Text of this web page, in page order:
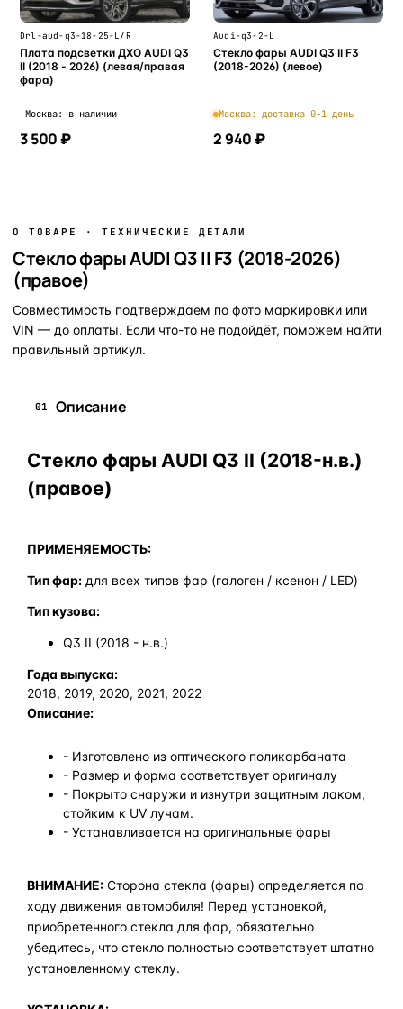
Drl-aud-q3-18-25-L/R
Плата подсветки ДХО AUDI Q3
II (2018 - 2026) (левая/правая
фара)
Москва: в наличии
3 500 ₽
Audi-q3-2-L
Стекло фары AUDI Q3 II F3
(2018-2026) (левое)
Москва: доставка 0-1 день
2 940 ₽
О ТОВАРЕ · ТЕХНИЧЕСКИЕ ДЕТАЛИ
Стекло фары AUDI Q3 II F3 (2018-2026)
(правое)
Совместимость подтверждаем по фото маркировки или
VIN — до оплаты. Если что-то не подойдёт, поможем найти
правильный артикул.
01 Описание
Стекло фары AUDI Q3 II (2018-н.в.)
(правое)
ПРИМЕНЯЕМОСТЬ:
Тип фар: для всех типов фар (галоген / ксенон / LED)
Тип кузова:
Q3 II (2018 - н.в.)
Года выпуска:
2018, 2019, 2020, 2021, 2022
Описание:
- Изготовлено из оптического поликарбаната
- Размер и форма соответствует оригиналу
- Покрыто снаружи и изнутри защитным лаком,
стойким к UV лучам.
- Устанавливается на оригинальные фары
ВНИМАНИЕ: Сторона стекла (фары) определяется по
ходу движения автомобиля! Перед установкой,
приобретенного стекла для фар, обязательно
убедитесь, что стекло полностью соответствует штатно
установленному стеклу.